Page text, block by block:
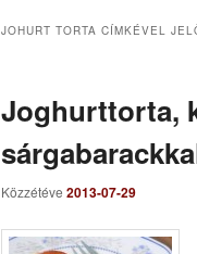
JOHURT TORTA CÍMKÉVEL
Joghurttorta,
Közzétéve 2013-07-29